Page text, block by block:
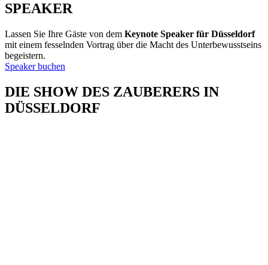
SPEAKER
Lassen Sie Ihre Gäste von dem Keynote Speaker für Düsseldorf
mit einem fesselnden Vortrag über die Macht des Unterbewusstseins
begeistern.
Speaker buchen
DIE SHOW DES ZAUBERERS IN
DÜSSELDORF